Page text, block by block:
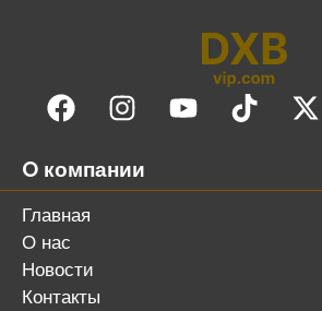
O компании
Главная
О нас
Новости
Контакты